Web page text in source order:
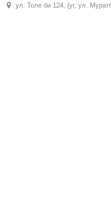
ул. Толе би 124, (уг, ул.